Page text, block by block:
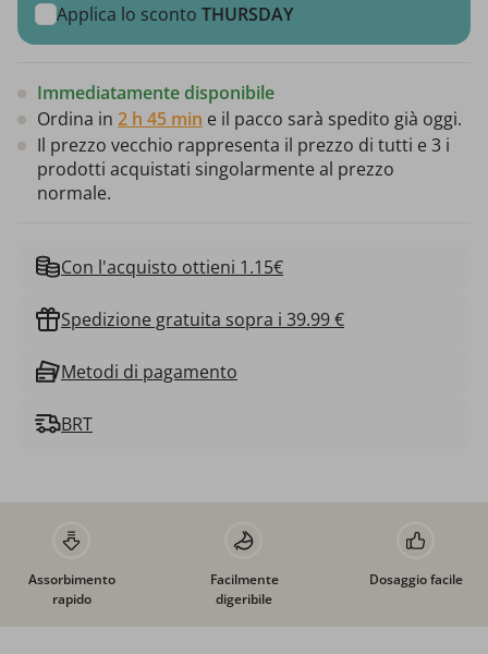
Applica lo sconto THURSDAY
Immediatamente disponibile
Ordina in 2 h 45 min e il pacco sarà spedito già oggi.
Il prezzo vecchio rappresenta il prezzo di tutti e 3 i
prodotti acquistati singolarmente al prezzo
normale.
Con l'acquisto ottieni 1.15€
Spedizione gratuita sopra i 39.99 €
Metodi di pagamento
BRT
Assorbimento
rapido
Facilmente
digeribile
Dosaggio facile